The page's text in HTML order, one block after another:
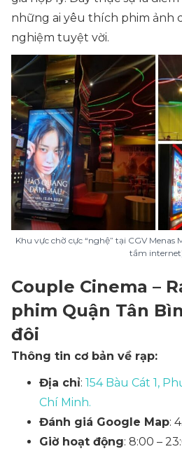
những ai yêu thích phim ảnh
nghiệm tuyệt vời.
Khu vực chờ cực “nghệ” tại CGV Menas
tầm
Couple Cinema –
phim Quận Tân
đôi
Thông tin cơ bản về rạp:
Địa chỉ: 154 Bàu Cát 1,
Chí Minh.
Đánh giá Google Map:
Giờ hoạt động: 8:00 –